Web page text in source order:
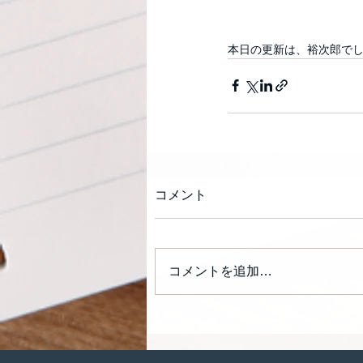
本日の更新は、裕次郎で
コメント
コメントを追加…